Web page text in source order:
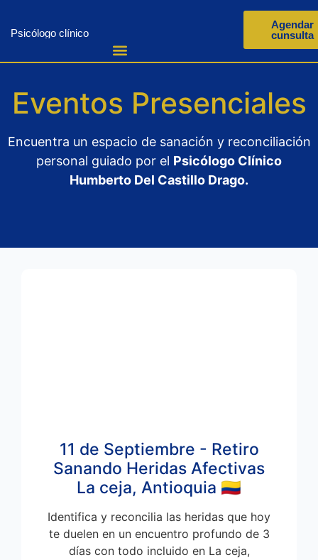
Psicólogo clínico
Agendar
cunsulta
Eventos Presenciales
Encuentra un espacio de sanación y reconciliación
personal guiado por el Psicólogo Clínico
Humberto Del Castillo Drago.
11 de Septiembre - Retiro
Sanando Heridas Afectivas
La ceja, Antioquia 🇨🇴
Identifica y reconcilia las heridas que hoy
te duelen en un encuentro profundo de 3
días con todo incluido en La ceja,